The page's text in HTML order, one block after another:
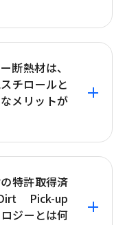
断熱材は、
チロールと
メリットが
特許取得済
Pick-up
ジーとは何